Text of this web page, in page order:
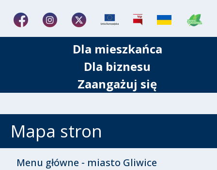
Dla mieszkańca
Dla biznesu
Zaangażuj się
Mapa stron
Menu główne - miasto Gliwice